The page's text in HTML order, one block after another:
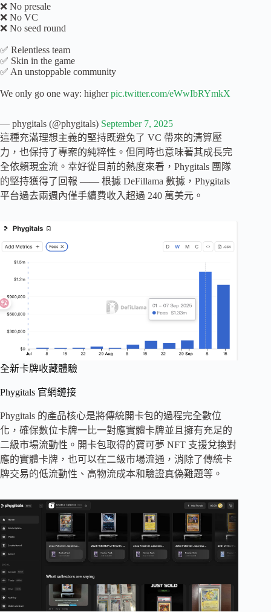
❌ No presale
❌ No VC
❌ No seed round
✅ Relentless team
✅ Skin in the game
✅ An unstoppable community
We only go one way: higherpic.twitter.com/eWwIbRYmkX
— phygitals (@phygitals) September 7, 2025
這種充滿理想主義的堅持既避免了 VC 帶來的清算壓
力，也保持了專案的純粹性。但同時也意味著其成長完
全依賴現金流。幸好從目前的熱度來看，Phygitals 團隊
的堅持獲得了回報 —— 根據 DeFillama 數據，Phygitals
平台過去兩週內僅手續費收入超過 240 萬美元。
全新卡牌收藏體驗
Phygitals 官網鏈接
Phygitals 的產品核心是將傳統開卡包的過程完全數位
化，確保數位卡牌一比一對應實體卡牌並且擁有充足的
二級市場流動性。開卡包取得的寶可夢 NFT 支援兌換對
應的實體卡牌，也可以在二級市場流通，消除了傳統卡
牌交易的低流動性、高物流成本和驗證真偽難題等。